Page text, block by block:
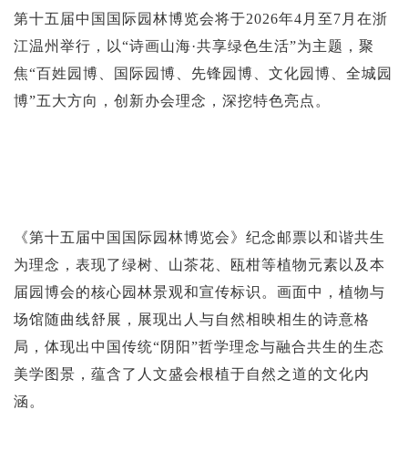
第十五届中国国际园林博览会将于2026年4月至7月在浙
江温州举行，以“诗画山海·共享绿色生活”为主题，聚
焦“百姓园博、国际园博、先锋园博、文化园博、全城园
博”五大方向，创新办会理念，深挖特色亮点。
《第十五届中国国际园林博览会》纪念邮票以和谐共生
为理念，表现了绿树、山茶花、瓯柑等植物元素以及本
届园博会的核心园林景观和宣传标识。画面中，植物与
场馆随曲线舒展，展现出人与自然相映相生的诗意格
局，体现出中国传统“阴阳”哲学理念与融合共生的生态
美学图景，蕴含了人文盛会根植于自然之道的文化内
涵。